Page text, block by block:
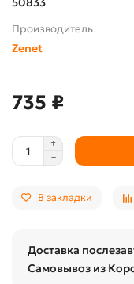
Производитель
Zenet
735 ₽
В закладки
Доставка
Самовывоз из